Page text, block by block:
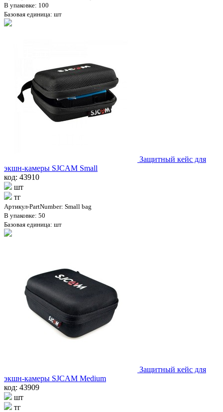
В упаковке: 100
Базовая единица: шт
Защитный кейс для
экшн-камеры SJCAM Small
код: 43910
шт
тг
Артикул-PartNumber: Small bag
В упаковке: 50
Базовая единица: шт
Защитный кейс для
экшн-камеры SJCAM Medium
код: 43909
шт
тг